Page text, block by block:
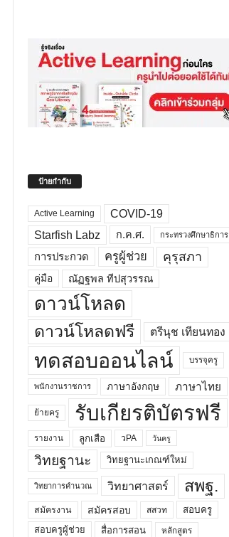
ป้ายกำกับ
Active Learning
COVID-19
Starfish Labz
ก.ค.ศ. กระทรวงศึกษาธิการ
การประกวด ครูผู้ช่วย คุรุสภา
คู่มือ ณัฏฐพล ทีปสุวรรณ
ดาวน์โหลด
ดาวน์โหลดฟรี ตรีนุช เทียนทอง
ทดสอบออนไลน์ บรรจุครู
พนักงานราชการ ภาษาอังกฤษ ภาษาไทย
ย้ายครู รับเกียรติบัตรฟรี
รายงาน ลูกเสือ วPA วันครู
วิทยฐานะ วิทยฐานะเกณฑ์ใหม่
วิทยาการคำนวณ วิทยาศาสตร์ สพฐ.
สมัครงาน สมัครสอบ สสวท
สอบครู
สอบครูผู้ช่วย
สื่อการสอน หลักสูตร